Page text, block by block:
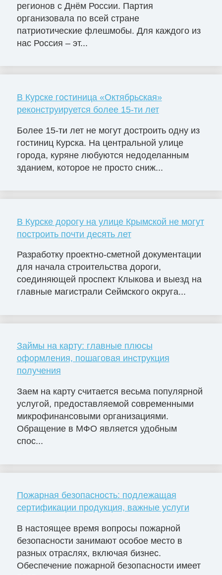
регионов с Днём России. Партия
организовала по всей стране
патриотические флешмобы. Для каждого из
нас Россия – эт...
В Курске гостиница «Октябрьская»
реконструируется более 15-ти лет
Более 15-ти лет не могут достроить одну из
гостиниц Курска. На центральной улице
города, куряне любуются недоделанным
зданием, которое не просто сниж...
В Курске дорогу на улице Крымской не могут
построить почти десять лет
Разработку проектно-сметной документации
для начала строительства дороги,
соединяющей проспект Клыкова и выезд на
главные магистрали Сеймского округа...
Займы на карту: главные плюсы
оформления, пошаговая инструкция
получения
Заем на карту считается весьма популярной
услугой, предоставляемой современными
микрофинансовыми организациями.
Обращение в МФО является удобным
спос...
Пожарная безопасность: подлежащая
сертификации продукция, важные услуги
В настоящее время вопросы пожарной
безопасности занимают особое место в
разных отраслях, включая бизнес.
Обеспечение пожарной безопасности имеет